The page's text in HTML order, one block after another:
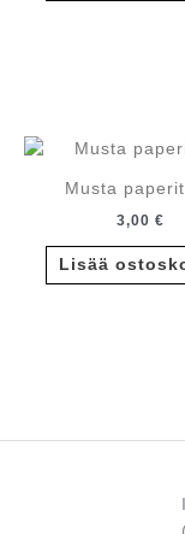
Musta
3,00 €
Lisää